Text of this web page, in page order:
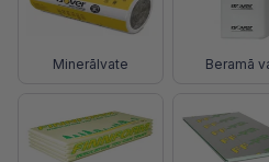
Minerālvate Beramā